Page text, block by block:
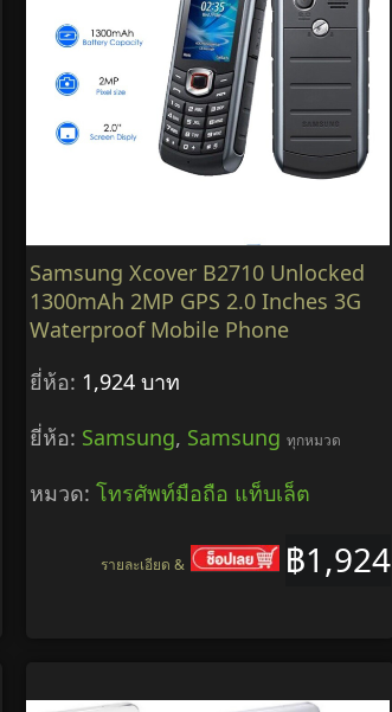
Samsung Xcover B2710 Unlocked
1300mAh 2MP GPS 2.0 Inches 3G
Waterproof Mobile Phone
ยี่ห้อ: 1,924 บาท
ยี่ห้อ: Samsung, Samsung ทุกหมวด
หมวด: โทรศัพท์มือถือ แท็บเล็ต
฿1,924
รายละเอียด &